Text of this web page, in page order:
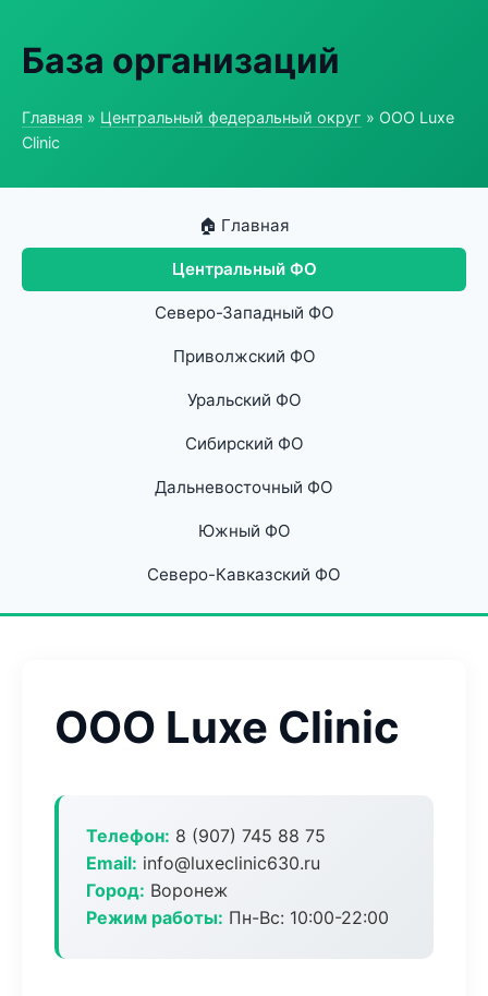
База организаций
Главная » Центральный федеральный округ » ООО Luxe
Clinic
🏠 Главная
Центральный ФО
Северо-Западный ФО
Приволжский ФО
Уральский ФО
Сибирский ФО
Дальневосточный ФО
Южный ФО
Северо-Кавказский ФО
ООО Luxe Clinic
Телефон: 8 (907) 745 88 75
Email: info@luxeclinic630.ru
Город: Воронеж
Режим работы: Пн-Вс: 10:00-22:00